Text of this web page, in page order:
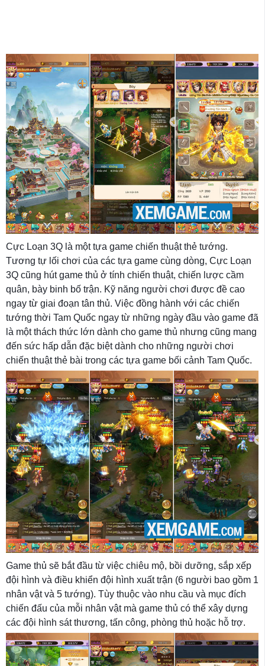
Cực Loạn 3Q là một tựa game chiến thuật thẻ tướng.
Tương tự lối chơi của các tựa game cùng dòng, Cực Loạn
3Q cũng hút game thủ ở tính chiến thuật, chiến lược cầm
quân, bày binh bố trận. Kỹ năng người chơi được đề cao
ngay từ giai đoạn tân thủ. Việc đồng hành với các chiến
tướng thời Tam Quốc ngay từ những ngày đầu vào game đã
là một thách thức lớn dành cho game thủ nhưng cũng mang
đến sức hấp dẫn đặc biệt dành cho những người chơi
chiến thuật thẻ bài trong các tựa game bối cảnh Tam Quốc.
Game thủ sẽ bắt đầu từ việc chiêu mộ, bồi dưỡng, sắp xếp
đội hình và điều khiển đội hình xuất trận (6 người bao gồm 1
nhân vật và 5 tướng). Tùy thuộc vào nhu cầu và mục đích
chiến đấu của mỗi nhân vật mà game thủ có thể xây dựng
các đội hình sát thương, tấn công, phòng thủ hoặc hỗ trợ.